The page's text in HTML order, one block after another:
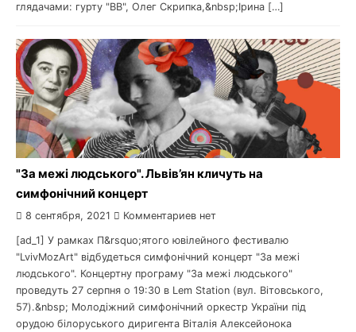
глядачами: гурту "ВВ", Олег Скрипка,&nbsp;Ірина […]
"За межі людського". Львів’ян кличуть на
симфонічний концерт
8 сентября, 2021 Комментариев нет
[ad_1] У рамках П&rsquo;ятого ювілейного фестивалю
"LvivMozArt" відбудеться симфонічний концерт "За межі
людського". Концертну програму "За межі людського"
проведуть 27 серпня о 19:30 в Lem Station (вул. Вітовського,
57).&nbsp; Молодіжний симфонічний оркестр України під
орудою білоруського диригента Віталія Алексейонока